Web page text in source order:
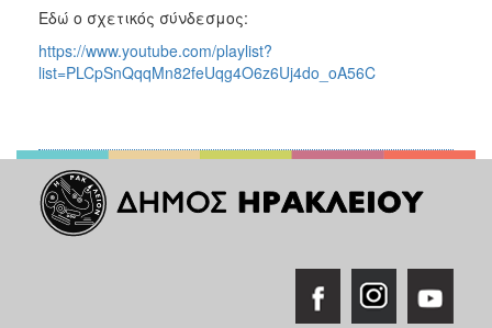
Εδώ ο σχετικός σύνδεσμος:
https://www.youtube.com/playlist?
list=PLCpSnQqqMn82feUqg4O6z6Uj4do_oA56C